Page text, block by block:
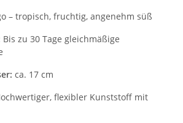
– tropisch, fruchtig, angenehm süß
Bis zu 30 Tage gleichmäßige
ca. 17 cm
flexibler Kunststoff mit